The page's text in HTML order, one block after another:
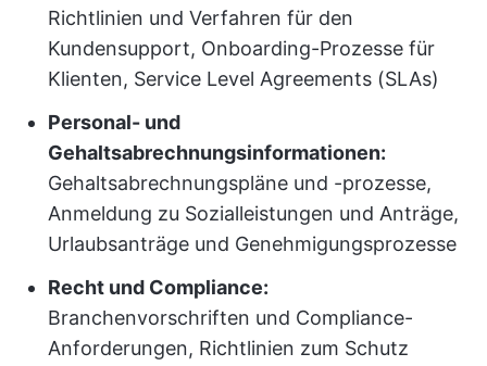
Richtlinien und Verfahren für den
Kundensupport, Onboarding-Prozesse für
Klienten, Service Level Agreements (SLAs)
Personal- und
Gehaltsabrechnungsinformationen:
Gehaltsabrechnungspläne und -prozesse,
Anmeldung zu Sozialleistungen und Anträge,
Urlaubsanträge und Genehmigungsprozesse
Recht und Compliance:
Branchenvorschriften und Compliance-
Anforderungen, Richtlinien zum Schutz